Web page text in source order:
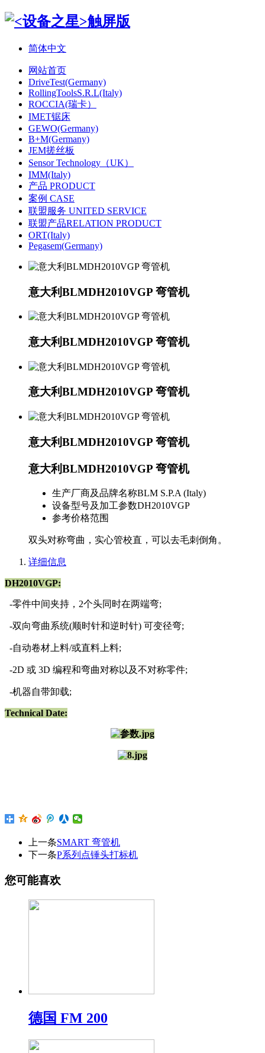
简体中文
网站首页
DriveTest(Germany)
RollingToolsS.R.L(Italy)
ROCCIA(瑞卡）
IMET锯床
GEWO(Germany)
B+M(Germany)
JEM搓丝板
Sensor Technology（UK）
IMM(Italy)
产品 PRODUCT
案例 CASE
联盟服务 UNITED SERVICE
联盟产品RELATION PRODUCT
ORT(Italy)
Pegasem(Germany)
意大利BLMDH2010VGP 弯管机
意大利BLMDH2010VGP 弯管机
意大利BLMDH2010VGP 弯管机
意大利BLMDH2010VGP 弯管机
意大利BLMDH2010VGP 弯管机
生产厂商及品牌名称BLM S.P.A (Italy)
设备型号及加工参数DH2010VGP
参考价格范围
双头对称弯曲，实心管校直，可以去毛刺倒角。
详细信息
DH2010VGP:
-零件中间夹持，2个头同时在两端弯;
-双向弯曲系统(顺时针和逆时针) 可变径弯;
-自动卷材上料/或直料上料;
-2D 或 3D 编程和弯曲对称以及不对称零件;
-机器自带卸载;
Technical Date:
上一条SMART 弯管机
下一条P系列点锤头打标机
您可能喜欢
德国 FM 200